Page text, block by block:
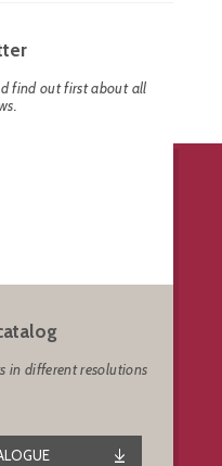
find out first about all
in different resolutions